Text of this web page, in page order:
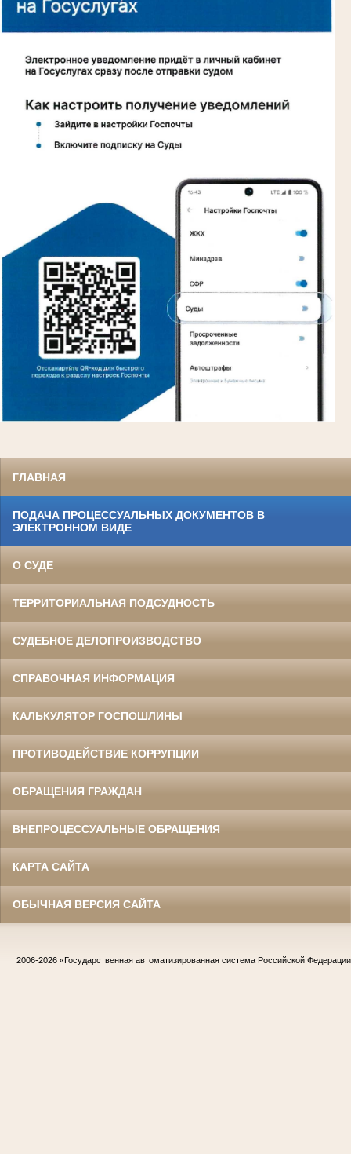
ГЛАВНАЯ
ПОДАЧА ПРОЦЕССУАЛЬНЫХ ДОКУМЕНТОВ В
ЭЛЕКТРОННОМ ВИДЕ
О СУДЕ
ТЕРРИТОРИАЛЬНАЯ ПОДСУДНОСТЬ
СУДЕБНОЕ ДЕЛОПРОИЗВОДСТВО
СПРАВОЧНАЯ ИНФОРМАЦИЯ
КАЛЬКУЛЯТОР ГОСПОШЛИНЫ
ПРОТИВОДЕЙСТВИЕ КОРРУПЦИИ
ОБРАЩЕНИЯ ГРАЖДАН
ВНЕПРОЦЕССУАЛЬНЫЕ ОБРАЩЕНИЯ
КАРТА САЙТА
ОБЫЧНАЯ ВЕРСИЯ САЙТА
2006-2026 «Государственная автоматизированная система Российской